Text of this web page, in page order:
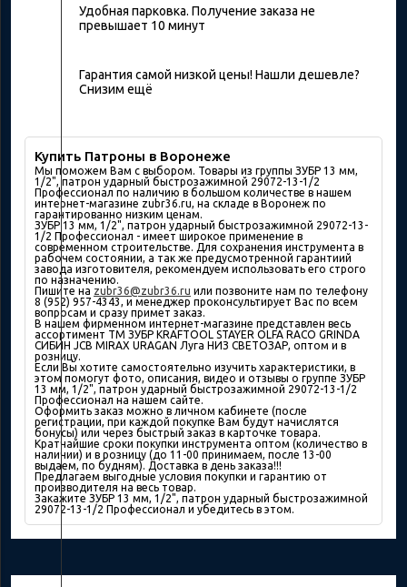
Удобная парковка. Получение заказа не
превышает 10 минут
Гарантия самой низкой цены! Нашли дешевле?
Снизим ещё
Купить Патроны в Воронеже
Мы поможем Вам с выбором. Товары из группы ЗУБР 13 мм,
1/2", патрон ударный быстрозажимной 29072-13-1/2
Профессионал по наличию в большом количествe в нашем
интернет-магазине zubr36.ru, на складе в Воронеж по
гарантированно низким ценам.
ЗУБР 13 мм, 1/2", патрон ударный быстрозажимной 29072-13-
1/2 Профессионал - имеет широкое применение в
современном строительстве. Для сохранения инструмента в
рабочем состоянии, а так же предусмотренной гарантиий
завода изготовителя, рекомендуем использовать его строго
по назначению.
Пишите на zubr36@zubr36.ru или позвоните нам по телефону
8 (952) 957-4343, и менеджер проконсультирует Вас по всем
вопросам и сразу примет заказ.
В нашем фирменном интернет-магазине представлен весь
ассортимент ТМ ЗУБР KRAFTOOL STAYER OLFA RACO GRINDA
СИБИН JCB MIRAX URAGAN Луга НИЗ СВЕТОЗАР, оптом и в
розницу.
Если Вы хотите самостоятельно изучить характеристики, в
этом помогут фото, описания, видео и отзывы о группе ЗУБР
13 мм, 1/2", патрон ударный быстрозажимной 29072-13-1/2
Профессионал на нашем сайте.
Оформить заказ можно в личном кабинете (после
регистрации, при каждой покупке Вам будут начислятся
бонусы) или через быстрый заказ в карточке товара.
Кратчайшие сроки покупки инструмента оптом (количество в
наличии) и в розницу (до 11-00 принимаем, после 13-00
выдаем, по будням). Доставка в день заказа!!!
Предлагаем выгодные условия покупки и гарантию от
производителя на весь товар.
Закажите ЗУБР 13 мм, 1/2", патрон ударный быстрозажимной
29072-13-1/2 Профессионал и убедитесь в этом.